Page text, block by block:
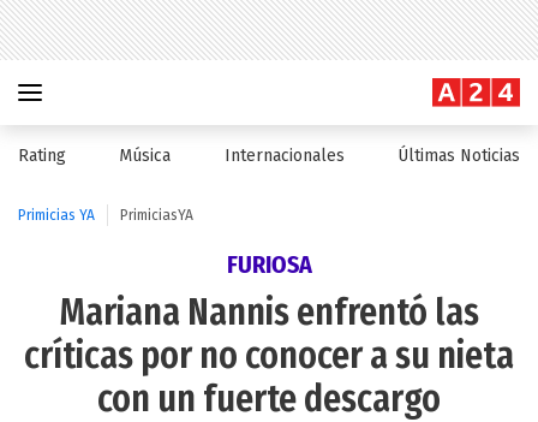
Rating Música Internacionales Últimas Noticias
Primicias YA PrimiciasYA
FURIOSA
Mariana Nannis enfrentó las
críticas por no conocer a su nieta
con un fuerte descargo